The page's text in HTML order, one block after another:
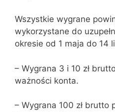
Wszystkie wygrane
wykorzystane do
okresie od 1 maja do 14
– Wygrana 3 i 10 zł
ważności konta.
– Wygrana 100 zł brutto